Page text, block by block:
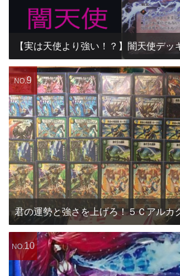
【実は天使より強い！？】闇天使デッ
君の運勢と強さを上げろ！５Ｃアルカ
NO.9
NO. 10